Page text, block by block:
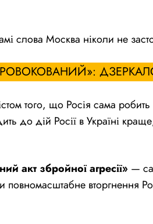
слова Москва ніколи не
того, що Росія сама
до дій Росії в Україні
акт збройної агресії» —
повномасштабне вторгнення